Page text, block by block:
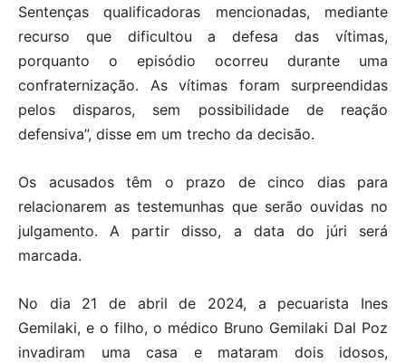
Sentenças qualificadoras mencionadas, mediante
recurso que dificultou a defesa das vítimas,
porquanto o episódio ocorreu durante uma
confraternização. As vítimas foram surpreendidas
pelos disparos, sem possibilidade de reação
defensiva”, disse em um trecho da decisão.
Os acusados têm o prazo de cinco dias para
relacionarem as testemunhas que serão ouvidas no
julgamento. A partir disso, a data do júri será
marcada.
No dia 21 de abril de 2024, a pecuarista Ines
Gemilaki, e o filho, o médico Bruno Gemilaki Dal Poz
invadiram uma casa e mataram dois idosos,